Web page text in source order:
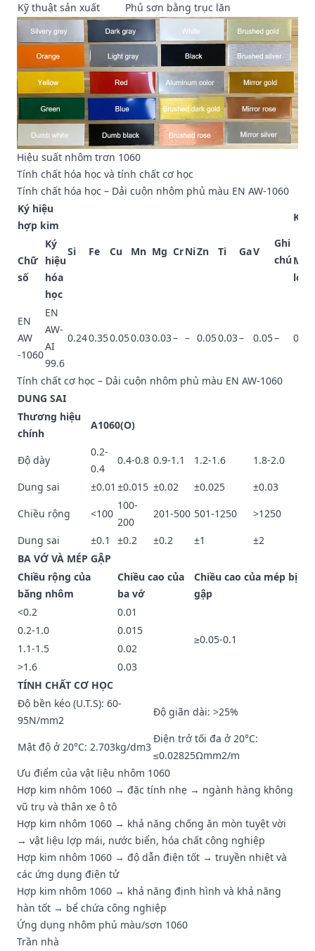
Kỹ thuật sản xuất
Phủ sơn bằng trục lăn
Hiệu suất nhôm trơn 1060
Tính chất hóa học và tính chất cơ học
Tính chất hóa học – Dải cuộn nhôm phủ màu EN AW-1060
Ký hiệu
hợp kim
Si
Fe Cu Mn Mg CrNiZn Ti GaV
Ghi
chú
Chữ
số
Ký
hiệu
hóa
học
Mỗi
loại
EN
AW
-1060
EN
AW-
AI
99.6
0.240.350.050.030.03– – 0.050.03– 0.05– 0.03
Tính chất cơ học – Dải cuộn nhôm phủ màu EN AW-1060
DUNG SAI
Thương hiệu
chính
A1060(O)
Độ dày
0.2-
0.4
0.4-0.8 0.9-1.1 1.2-1.6
1.8-2.0
Dung sai
±0.01 ±0.015 ±0.02 ±0.025
±0.03
Chiều rộng
<100
100-
200
201-500 501-1250
>1250
Dung sai
±0.1 ±0.2 ±0.2 ±1
±2
BA VỚ VÀ MÉP GẬP
Chiều rộng của
băng nhôm
Chiều cao của
ba vớ
Chiều cao của mép bị
gập
<0.2
0.01
≥0.05-0.1
0.2-1.0
0.015
1.1-1.5
0.02
>1.6
0.03
TÍNH CHẤT CƠ HỌC
Độ bền kéo (U.T.S): 60-
95N/mm2
Độ giãn dài: >25%
Mật độ ở 20°C: 2.703kg/dm3
Điện trở tối đa ở 20°C:
≤0.02825Ωmm2/m
Ưu điểm của vật liệu nhôm 1060
Hợp kim nhôm 1060 → đặc tính nhẹ → ngành hàng không
vũ trụ và thân xe ô tô
Hợp kim nhôm 1060 → khả năng chống ăn mòn tuyệt vời
→ vật liệu lợp mái, nước biển, hóa chất công nghiệp
Hợp kim nhôm 1060 → độ dẫn điện tốt → truyền nhiệt và
các ứng dụng điện tử
Hợp kim nhôm 1060 → khả năng định hình và khả năng
hàn tốt → bể chứa công nghiệp
Ứng dụng nhôm phủ màu/sơn 1060
Trần nhà